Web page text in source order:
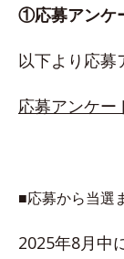
①応募アンケ
以下より応募
応募アンケー
■応募から当選
2025年8月中